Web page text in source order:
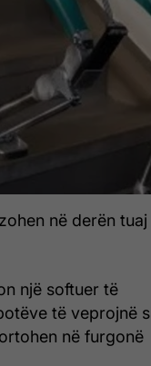
në derën tuaj
një softuer të
të veprojnë
në furgonë